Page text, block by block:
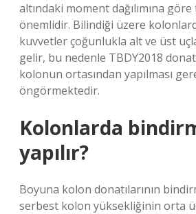
altındaki moment dağılımına
önemlidir. Bilindiği üzere
kuvvetler çoğunlukla alt ve üst
gelir, bu nedenle TBDY2018
kolonun ortasından yapılması
öngörmektedir.
Kolonlarda
yapılır?
Boyuna kolon donatılarının
serbest kolon yüksekliğinin orta